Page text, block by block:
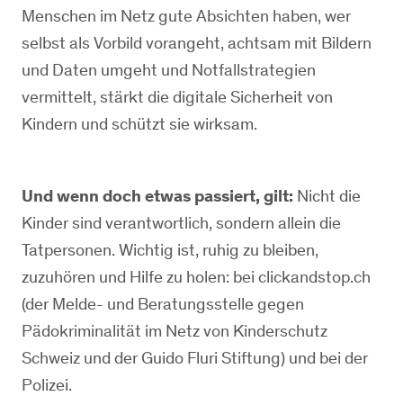
Menschen im Netz gute Absichten haben, wer
selbst als Vorbild vorangeht, achtsam mit Bildern
und Daten umgeht und Notfallstrategien
vermittelt, stärkt die digitale Sicherheit von
Kindern und schützt sie wirksam.
Und wenn doch etwas passiert, gilt: Nicht die
Kinder sind verantwortlich, sondern allein die
Tatpersonen. Wichtig ist, ruhig zu bleiben,
zuzuhören und Hilfe zu holen: bei clickandstop.ch
(der Melde- und Beratungsstelle gegen
Pädokriminalität im Netz von Kinderschutz
Schweiz und der Guido Fluri Stiftung) und bei der
Polizei.